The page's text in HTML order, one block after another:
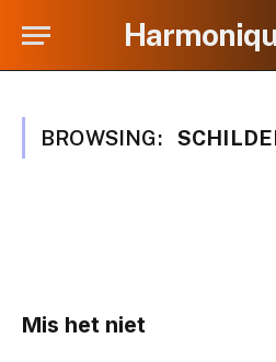
BROWSING:
Mis het niet